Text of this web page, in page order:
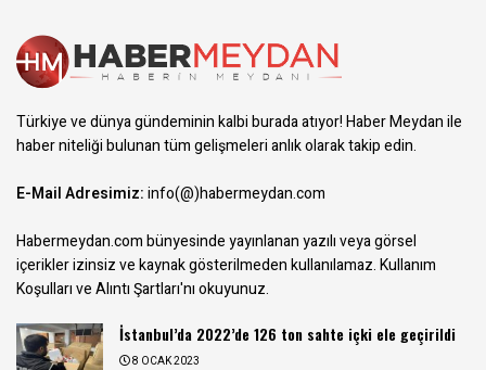
Türkiye ve dünya gündeminin kalbi burada atıyor! Haber Meydan ile
haber niteliği bulunan tüm gelişmeleri anlık olarak takip edin.
E-Mail Adresimiz:info(@)habermeydan.com
Habermeydan.com bünyesinde yayınlanan yazılı veya görsel
içerikler izinsiz ve kaynak gösterilmeden kullanılamaz.Kullanım
Koşulları ve Alıntı Şartları'nı okuyunuz.
İstanbul’da 2022’de 126 ton sahte içki ele geçirildi
8 OCAK 2023